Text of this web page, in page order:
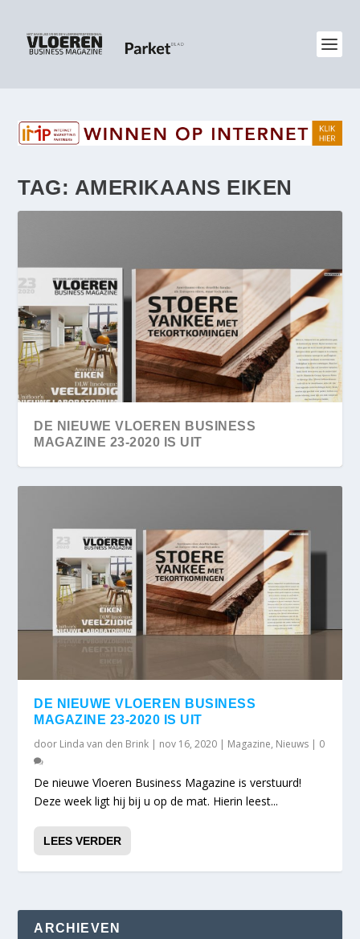
TAG: AMERIKAANS EIKEN
DE NIEUWE VLOEREN BUSINESS
MAGAZINE 23-2020 IS UIT
DE NIEUWE VLOEREN BUSINESS
MAGAZINE 23-2020 IS UIT
door Linda van den Brink | nov 16, 2020 | Magazine, Nieuws | 0
De nieuwe Vloeren Business Magazine is verstuurd!
Deze week ligt hij bij u op de mat. Hierin leest...
LEES VERDER
ARCHIEVEN